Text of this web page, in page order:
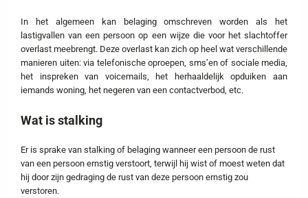
In het algemeen kan belaging omschreven worden als het
lastigvallen van een persoon op een wijze die voor het slachtoffer
overlast meebrengt. Deze overlast kan zich op heel wat verschillende
manieren uiten: via telefonische oproepen, sms’en of sociale media,
het inspreken van voicemails, het herhaaldelijk opduiken aan
iemands woning, het negeren van een contactverbod, etc.
Wat is stalking
Er is sprake van stalking of belaging wanneer een persoon de rust
van een persoon ernstig verstoort, terwijl hij wist of moest weten dat
hij door zijn gedraging de rust van deze persoon ernstig zou
verstoren.